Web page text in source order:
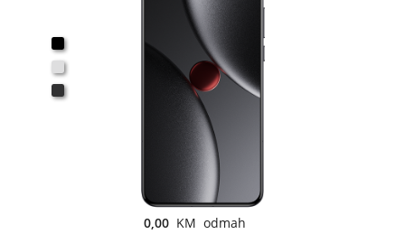
0,00 KM odmah